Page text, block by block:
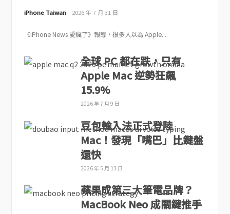
iPhone Taiwan 2026 年 7 月 31 日
《iPhone News 愛瘋了》報導，很多人以為 Apple...
全球 PC 都在跌，只有
Apple Mac 逆勢狂飆
15.9%
2026 年 7 月 9 日
豆包輸入法正式登陸
Mac！發現「嘴巴」比鍵盤
還快
2026 年 5 月 13 日
蘋果成第三大筆電品牌？
MacBook Neo 成關鍵推手